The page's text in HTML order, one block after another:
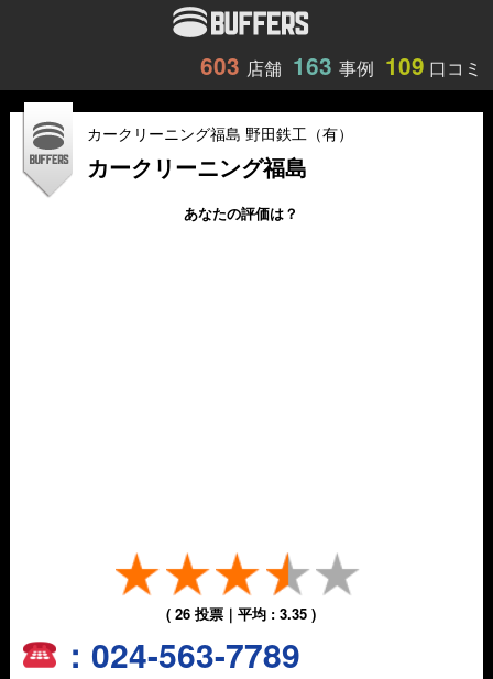
603 店舗 163 事例 109 口コミ
カークリーニング福島 野田鉄工（有）
カークリーニング福島
あなたの評価は？
( 26投票｜平均 : 3.35)
：024-563-7789